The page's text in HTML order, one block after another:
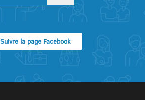
Suivre la page Facebook